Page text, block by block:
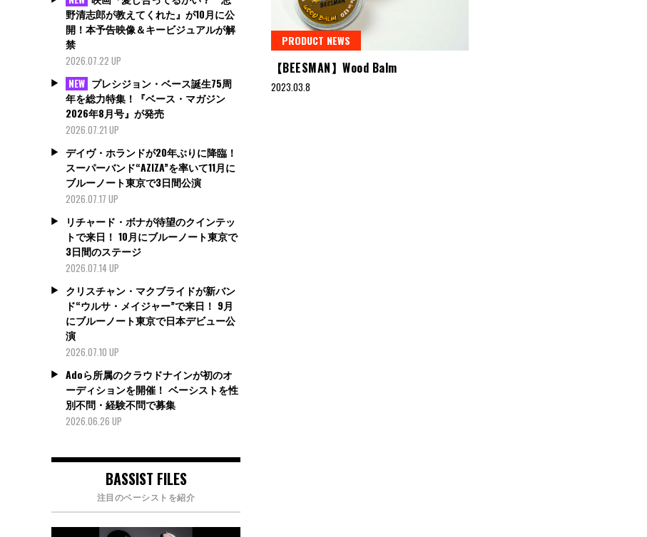
PRODUCT NEWS
【BEESMAN】Wood Balm
2023.03.8
野清志郎が教えてくれた』が10月に公
開！本予告映像＆キービジュアルが解
禁
2026.07.22 UP
NEW プレシジョン・ベース誕生75周
年を総力特集！『ベース・マガジン
2026年8月号』が発売
2026.07.21 UP
デイヴ・ホランドが20年ぶりに降臨！
スーパーバンド“AZIZA”を率いて11月に
ブルーノート東京で3日間公演
2026.07.17 UP
リチャード・ボナが待望のクインテッ
トで来日！ 10月にブルーノート東京で
3日間のステージ
2026.07.14 UP
クリスチャン・マクブライドが新バン
ド“ウルサ・メイジャー”で来日！ 9月
にブルーノート東京で日本デビュー公
演
2026.07.10 UP
Adoら所属のクラウドナインが初のオ
ーディションを開催！ ベーシストを性
別不問・経験不問で募集
2026.06.26 UP
BASSIST FILES
注目のベーシストを紹介